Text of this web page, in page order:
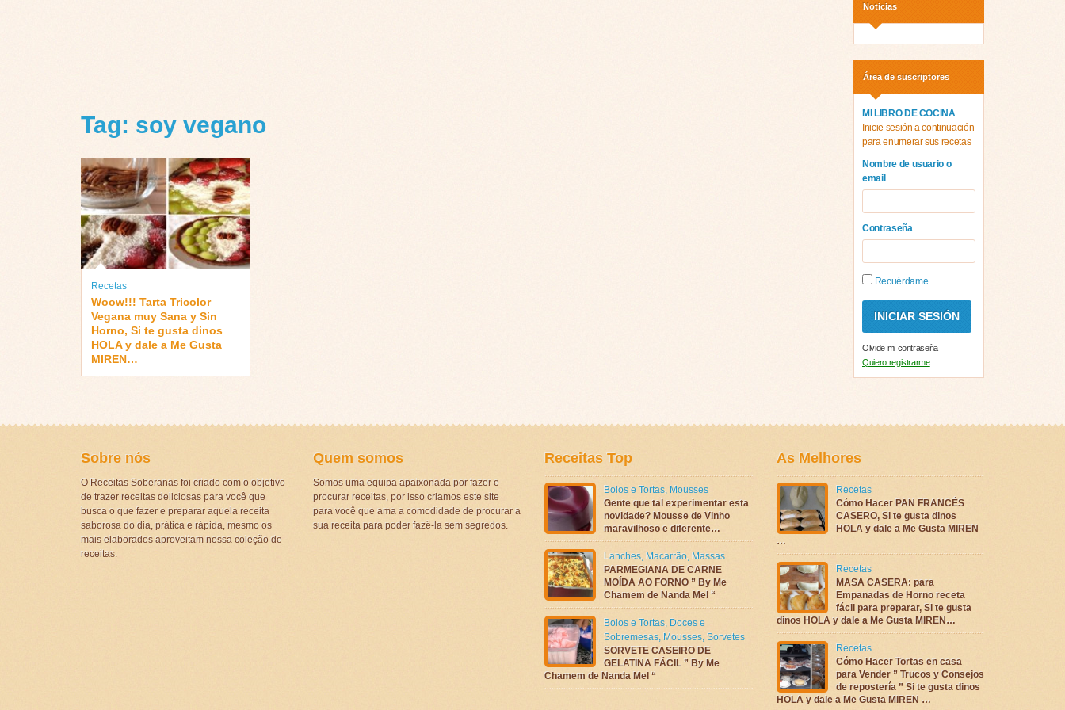
Tag: soy vegano
Recetas
Woow!!! Tarta Tricolor
Vegana muy Sana y Sin
Horno, Si te gusta dinos
HOLA y dale a Me Gusta
MIREN…
Noticias
Área de suscriptores
MI LIBRO DE COCINA
Inicie sesión a continuación
para enumerar sus recetas
Nombre de usuario o
email
Contraseña
Recuérdame
Olvide mi contraseña
Quiero registrarme
Sobre nós
O Receitas Soberanas foi criado com o objetivo
de trazer receitas deliciosas para você que
busca o que fazer e preparar aquela receita
saborosa do dia, prática e rápida, mesmo os
mais elaborados aproveitam nossa coleção de
receitas.
Quem somos
Somos uma equipa apaixonada por fazer e
procurar receitas, por isso criamos este site
para você que ama a comodidade de procurar a
sua receita para poder fazê-la sem segredos.
Receitas Top
Bolos e Tortas, Mousses
Gente que tal experimentar esta
novidade? Mousse de Vinho
maravilhoso e diferente…
Lanches, Macarrão, Massas
PARMEGIANA DE CARNE
MOÍDA AO FORNO ” By Me
Chamem de Nanda Mel “
Bolos e Tortas, Doces e
Sobremesas, Mousses, Sorvetes
SORVETE CASEIRO DE
GELATINA FÁCIL ” By Me
Chamem de Nanda Mel “
As Melhores
Recetas
Cómo Hacer PAN FRANCÉS
CASERO, Si te gusta dinos
HOLA y dale a Me Gusta MIREN
…
Recetas
MASA CASERA: para
Empanadas de Horno receta
fácil para preparar, Si te gusta
dinos HOLA y dale a Me Gusta MIREN…
Recetas
Cómo Hacer Tortas en casa
para Vender ” Trucos y Consejos
de repostería ” Si te gusta dinos
HOLA y dale a Me Gusta MIREN …